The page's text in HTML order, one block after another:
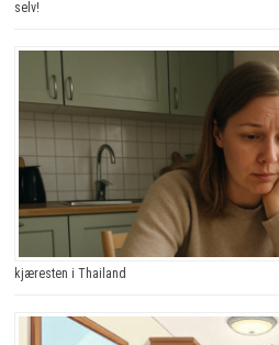
selv!
kjæresten i Thailand